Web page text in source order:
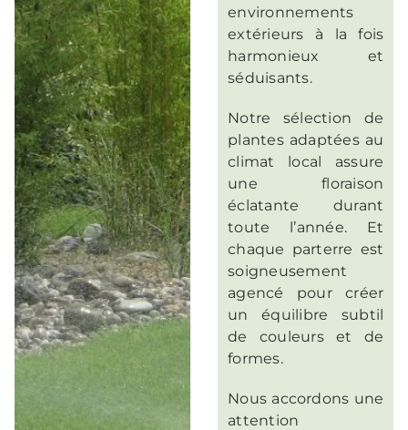
environnements
extérieurs à la fois
harmonieux et
séduisants.
Notre sélection de
plantes adaptées au
climat local assure
une floraison
éclatante durant
toute l’année. Et
chaque parterre est
soigneusement
agencé pour créer
un équilibre subtil
de couleurs et de
formes.
Nous accordons une
attention